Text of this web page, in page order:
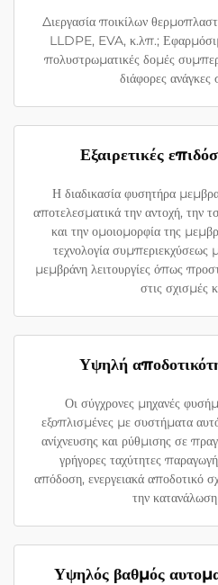
Διεργασία ποικίλων
LLDPE, EVA, κ.λπ.;
πολυστρωματικές δομές
διάφορες ανάγκες
Εξαιρετικές
Η διαδικασία φυσητήρα
αποτελεσματικά την αντοχή, την
και την ομοιομορφία της
τεχνολογία
μεμβράνη λειτουργίες όπως
στις σχισμές
Υψηλή
Οι σύγχρονες μηχανές
εξοπλισμένες με συστήματα
ανίχνευσης και ρύθμισης σε
γρήγορες ταχύτητες
απόδοση, ενεργειακά αποδοτικό
την κατανάλωση
Υψηλός βαθμός